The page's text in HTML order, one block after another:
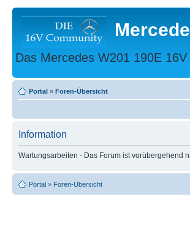
Das Mercedes W201 190E 16V
Portal » Foren-Übersicht
Information
Wartungsarbeiten - Das Forum ist vorübergehend
Portal » Foren-Übersicht